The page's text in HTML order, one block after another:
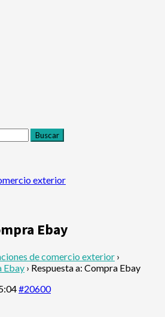
exterior
Ebay
de comercio exterior ›
Ebay › Respuesta a: Compra Ebay
#20600